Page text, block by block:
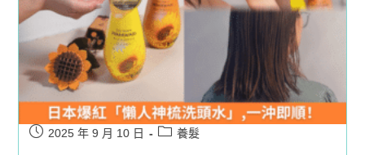
Post2025 年 9 月 10 日
Post養髮